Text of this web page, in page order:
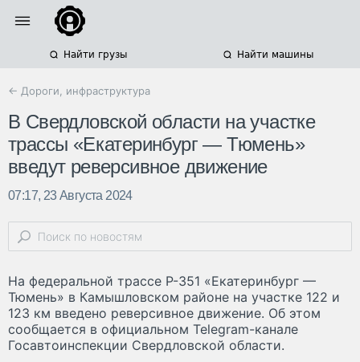
Найти грузы Найти машины
← Дороги, инфраструктура
В Свердловской области на участке
трассы «Екатеринбург — Тюмень»
введут реверсивное движение
07:17, 23 Августа 2024
На федеральной трассе Р-351 «Екатеринбург —
Тюмень» в Камышловском районе на участке 122 и
123 км введено реверсивное движение. Об этом
сообщается в официальном Telegram-канале
Госавтоинспекции Свердловской области.